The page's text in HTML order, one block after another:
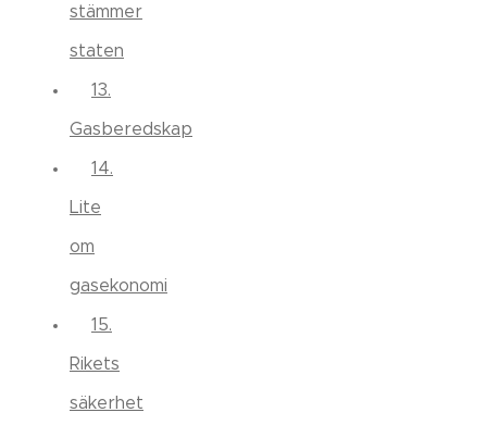
stämmer
staten
13.
Gasberedskap
14.
Lite
om
gasekonomi
15.
Rikets
säkerhet